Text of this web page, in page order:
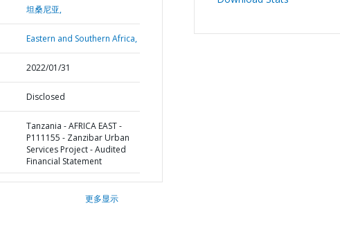
坦桑尼亚,
Eastern and Southern Africa,
2022/01/31
Disclosed
Tanzania - AFRICA EAST -
P111155 - Zanzibar Urban
Services Project - Audited
Financial Statement
更多显示